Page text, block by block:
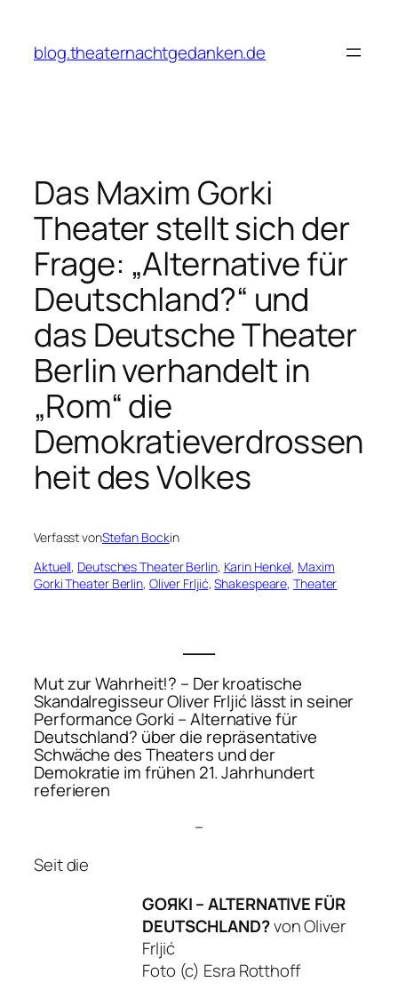
springen
blog.theaternachtgedanken.de
Das Maxim Gorki
Theater stellt sich der
Frage: „Alternative für
Deutschland?“ und
das Deutsche Theater
Berlin verhandelt in
„Rom“ die
Demokratieverdrossen
heit des Volkes
Verfasst vonStefan Bockin
Aktuell, Deutsches Theater Berlin, Karin Henkel, Maxim
Gorki Theater Berlin, Oliver Frljić, Shakespeare, Theater
Mut zur Wahrheit!? – Der kroatische
Skandalregisseur Oliver Frljić lässt in seiner
PerformanceGorki – Alternative für
Deutschland? über die repräsentative
Schwäche des Theaters und der
Demokratie im frühen 21. Jahrhundert
referieren
–
GOЯKI – ALTERNATIVE FÜR
DEUTSCHLAND?von Oliver
Frljić
Foto (c) Esra Rotthoff
Seit die